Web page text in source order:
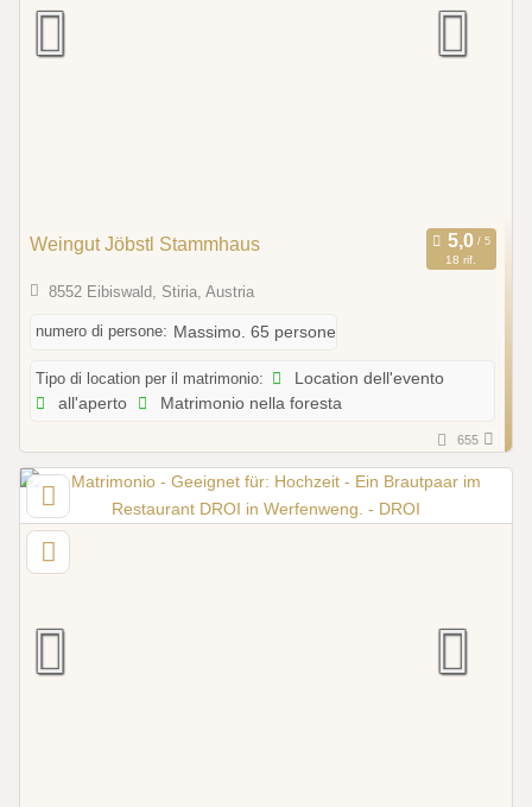
Weingut Jöbstl Stammhaus
18 rif.
8552 Eibiswald, Stiria, Austria
numero di persone: Massimo. 65 persone
Tipo di location per il matrimonio:
Location dell'evento
all'aperto
Matrimonio nella foresta
655